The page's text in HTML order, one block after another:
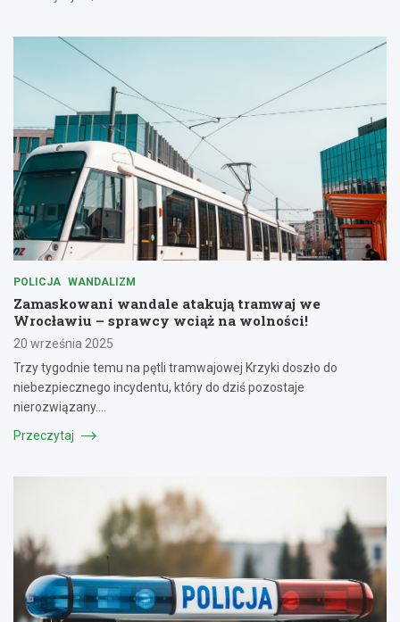
POLICJA WANDALIZM
Zamaskowani wandale atakują tramwaj we
Wrocławiu – sprawcy wciąż na wolności!
20 września 2025
Trzy tygodnie temu na pętli tramwajowej Krzyki doszło do
niebezpiecznego incydentu, który do dziś pozostaje
nierozwiązany.…
Przeczytaj